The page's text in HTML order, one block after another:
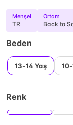
Menşei
TR
Ortam
Back to
Beden
13-14 Yaş 10-
Renk